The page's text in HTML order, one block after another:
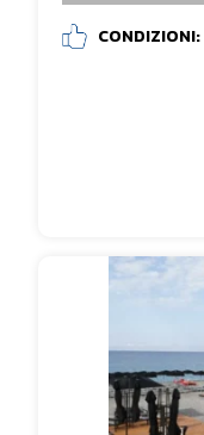
CONDIZIONI: